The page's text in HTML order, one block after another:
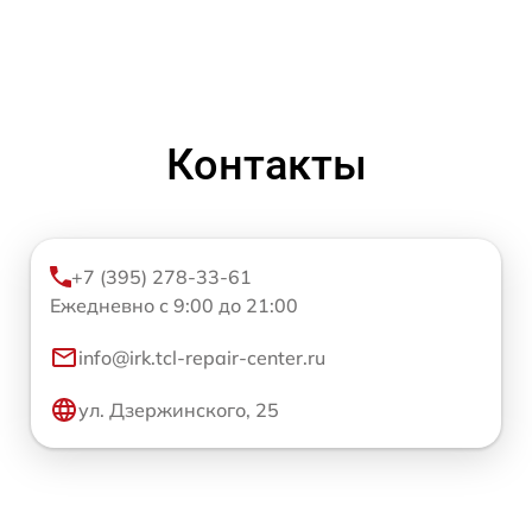
Контакты
+7 (395) 278-33-61
Ежедневно с 9:00 до 21:00
info@irk.tcl-repair-center.ru
ул. Дзержинского, 25